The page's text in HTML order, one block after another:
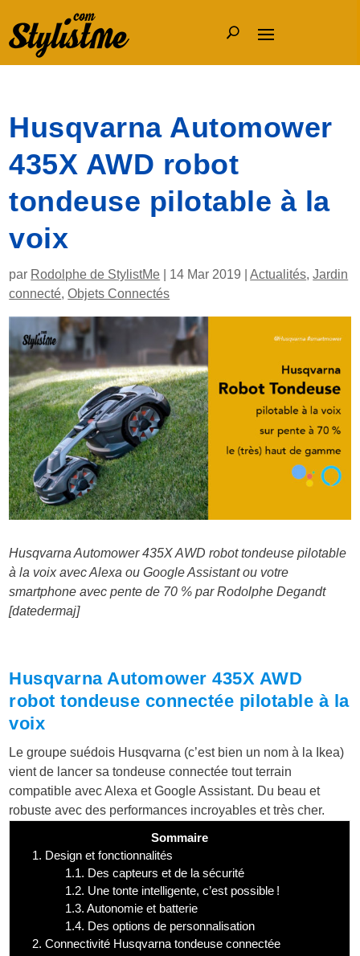
Husqvarna Automower
435X AWD robot
tondeuse pilotable à la
voix
par Rodolphe de StylistMe 14 Mar 2019 |Actualités,Jardin
connecté,Objets Connectés
Husqvarna Automower 435X AWD robot tondeuse pilotable
à la voix avec Alexa ou Google Assistant ou votre
smartphone avec pente de 70 % par Rodolphe Degandt
[datedermaj]
Husqvarna Automower 435X AWD
robot tondeuse connectée pilotable à la
voix
Le groupe suédois Husqvarna (c’est bien un nom à la Ikea)
vient de lancer sa tondeuse connectée tout terrain
compatible avec Alexa et Google Assistant. Du beau et
robuste avec des performances incroyables et très cher.
Sommaire
1. Design et fonctionnalités
1.1. Des capteurs et de la sécurité
1.2. Une tonte intelligente, c’est possible !
1.3. Autonomie et batterie
1.4. Des options de personnalisation
2. Connectivité Husqvarna tondeuse connectée